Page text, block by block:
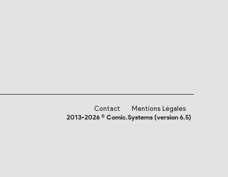
Contact
Mentions Légales
2013-2026 © Comic.Systems (version 6.5)